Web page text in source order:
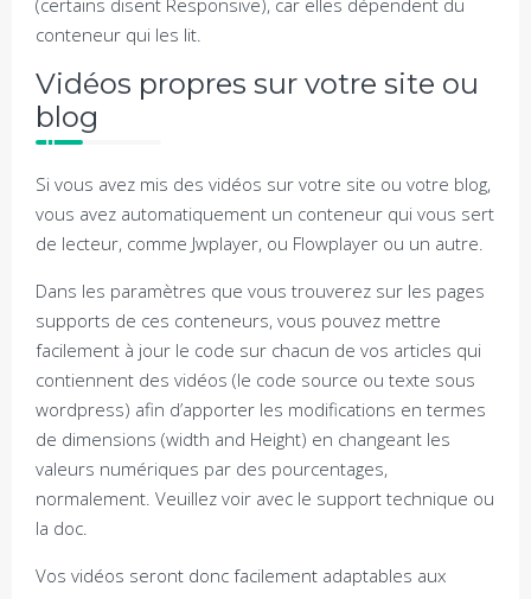
(certains disent Responsive), car elles dépendent du
conteneur qui les lit.
Vidéos propres sur votre site ou
blog
Si vous avez mis des vidéos sur votre site ou votre blog,
vous avez automatiquement un conteneur qui vous sert
de lecteur, comme Jwplayer, ou Flowplayer ou un autre.
Dans les paramètres que vous trouverez sur les pages
supports de ces conteneurs, vous pouvez mettre
facilement à jour le code sur chacun de vos articles qui
contiennent des vidéos (le code source ou texte sous
wordpress) afin d’apporter les modifications en termes
de dimensions (width and Height) en changeant les
valeurs numériques par des pourcentages,
normalement. Veuillez voir avec le support technique ou
la doc.
Vos vidéos seront donc facilement adaptables aux